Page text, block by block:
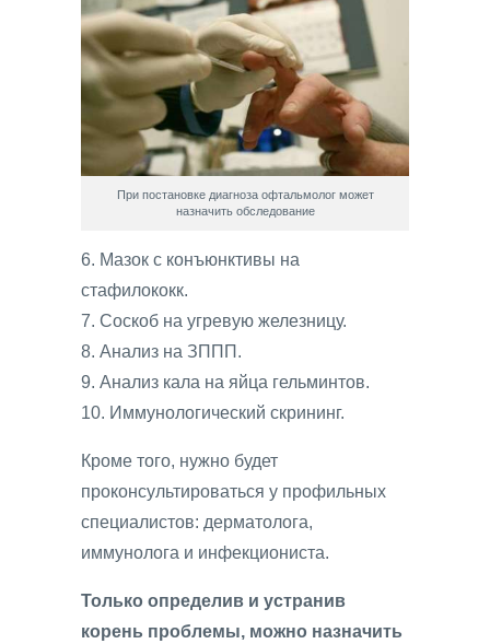
При постановке диагноза офтальмолог может
назначить обследование
6. Мазок с конъюнктивы на
стафилококк.
7. Соскоб на угревую железницу.
8. Анализ на ЗППП.
9. Анализ кала на яйца гельминтов.
10. Иммунологический скрининг.
Кроме того, нужно будет
проконсультироваться у профильных
специалистов: дерматолога,
иммунолога и инфекциониста.
Только определив и устранив
корень проблемы, можно назначить